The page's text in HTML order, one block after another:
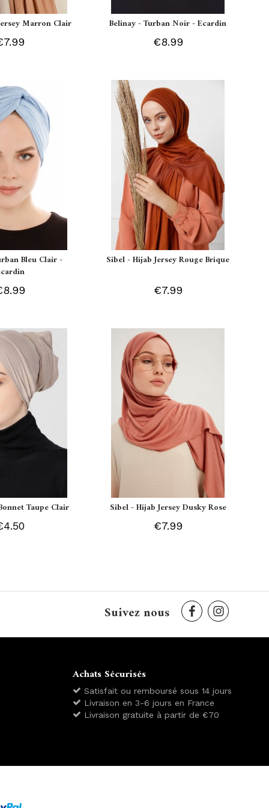
Marron Clair Belinay - Turban Noir - Ecardin
€8.99
Bleu Clair -
Sibel - Hijab Jersey Rouge Brique
€7.99
Taupe Clair Sibel - Hijab Jersey Dusky Rose
€7.99
Suivez nous
Achats Sécurisés
Satisfait ou remboursé sous 14 jours
Livraison en 3-6 jours en France
Livraison gratuite à partir de €70